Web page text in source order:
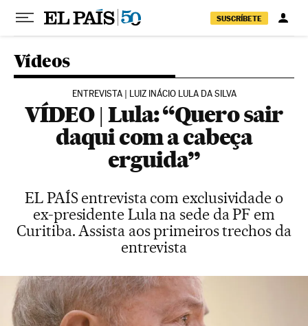
Pular para o conteúdo
SUSCRÍBETE
Vídeos
ENTREVISTA | LUIZ INÁCIO LULA DA SILVA
VÍDEO | Lula: “Quero sair
daqui com a cabeça
erguida”
EL PAÍS entrevista com exclusividade o
ex-presidente Lula na sede da PF em
Curitiba. Assista aos primeiros trechos da
entrevista